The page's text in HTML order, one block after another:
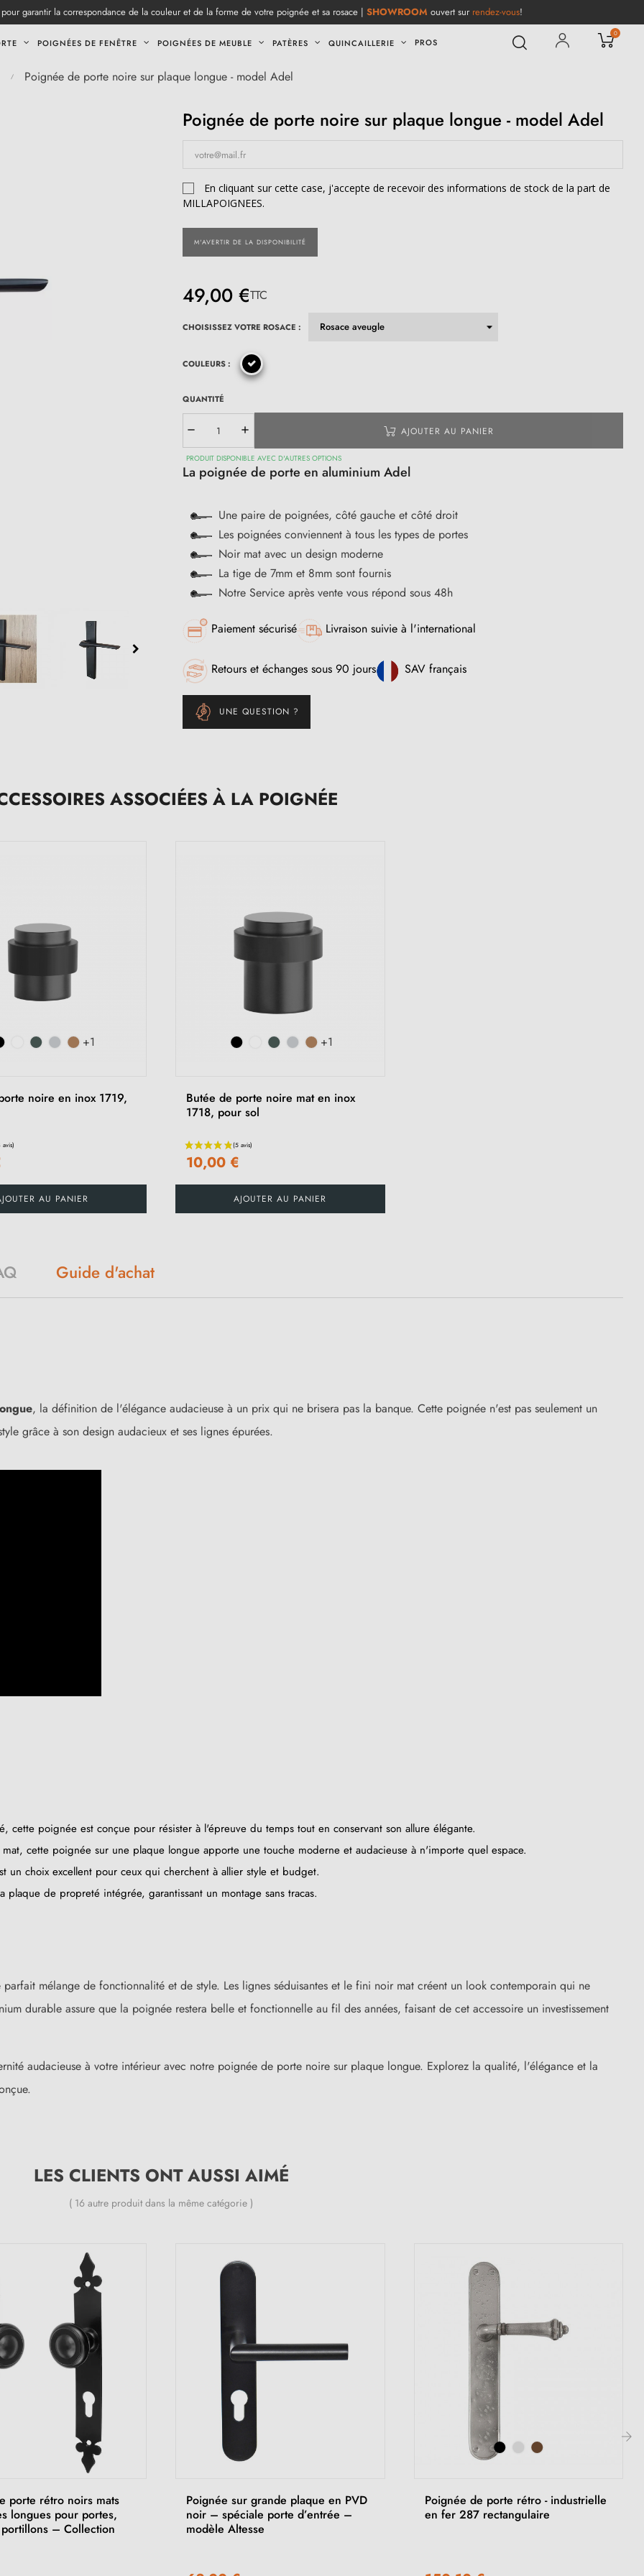
garantir la correspondance de la couleur et de la forme de votre poignée et sa rosace | SHOWROOM ouvert sur rendez-vous!
POIGNÉES DE FENÊTRE POIGNÉES DE MEUBLE PATÈRES QUINCAILLERIE PROS
0
Poignée de porte noire sur plaque longue - model Adel
Poignée de porte noire sur plaque longue - model Adel
En cliquant sur cette case, j'accepte de recevoir des informations de stock de la part de
MILLAPOIGNEES.
M'AVERTIR DE LA DISPONIBILITÉ
49,00 €TTC
CHOISISSEZ VOTRE ROSACE :
COULEURS :
QUANTITÉ
AJOUTER AU PANIER
PRODUIT DISPONIBLE AVEC D'AUTRES OPTIONS
La poignée de porte en aluminium Adel
Une paire de poignées, côté gauche et côté droit
Les poignées conviennent à tous les types de portes
Noir mat avec un design moderne
La tige de 7mm et 8mm sont fournis
Notre Service après vente vous répond sous 48h
Paiement sécurisé Livraison suivie à l'international
Retours et échanges sous 90 jours SAV français
UNE QUESTION ?
ASSOCIÉES À LA POIGNÉE
+1
noire en inox 1719,
(3 avis)
AU PANIER
+1
Butée de porte noire mat en inox
1718, pour sol
10,00 €
AJOUTER AU PANIER
Guide d'achat
, la définition de l'élégance audacieuse à un prix qui ne brisera pas la banque. Cette poignée n'est pas seulement un
grâce à son design audacieux et ses lignes épurées.
poignée est conçue pour résister à l'épreuve du temps tout en conservant son allure élégante.
cette poignée sur une plaque longue apporte une touche moderne et audacieuse à n'importe quel espace.
un choix excellent pour ceux qui cherchent à allier style et budget.
de propreté intégrée, garantissant un montage sans tracas.
mélange de fonctionnalité et de style. Les lignes séduisantes et le fini noir mat créent un look contemporain qui ne
durable assure que la poignée restera belle et fonctionnelle au fil des années, faisant de cet accessoire un investissement
audacieuse à votre intérieur avec notre poignée de porte noire sur plaque longue. Explorez la qualité, l'élégance et la
LES CLIENTS ONT AUSSI AIMÉ
( 16 autre produit dans la même catégorie )
porte rétro noirs mats
longues pour portes,
– Collection
Poignée sur grande plaque en PVD
noir – spéciale porte d’entrée –
modèle Altesse
Poignée de porte rétro - industrielle
en fer 287 rectangulaire